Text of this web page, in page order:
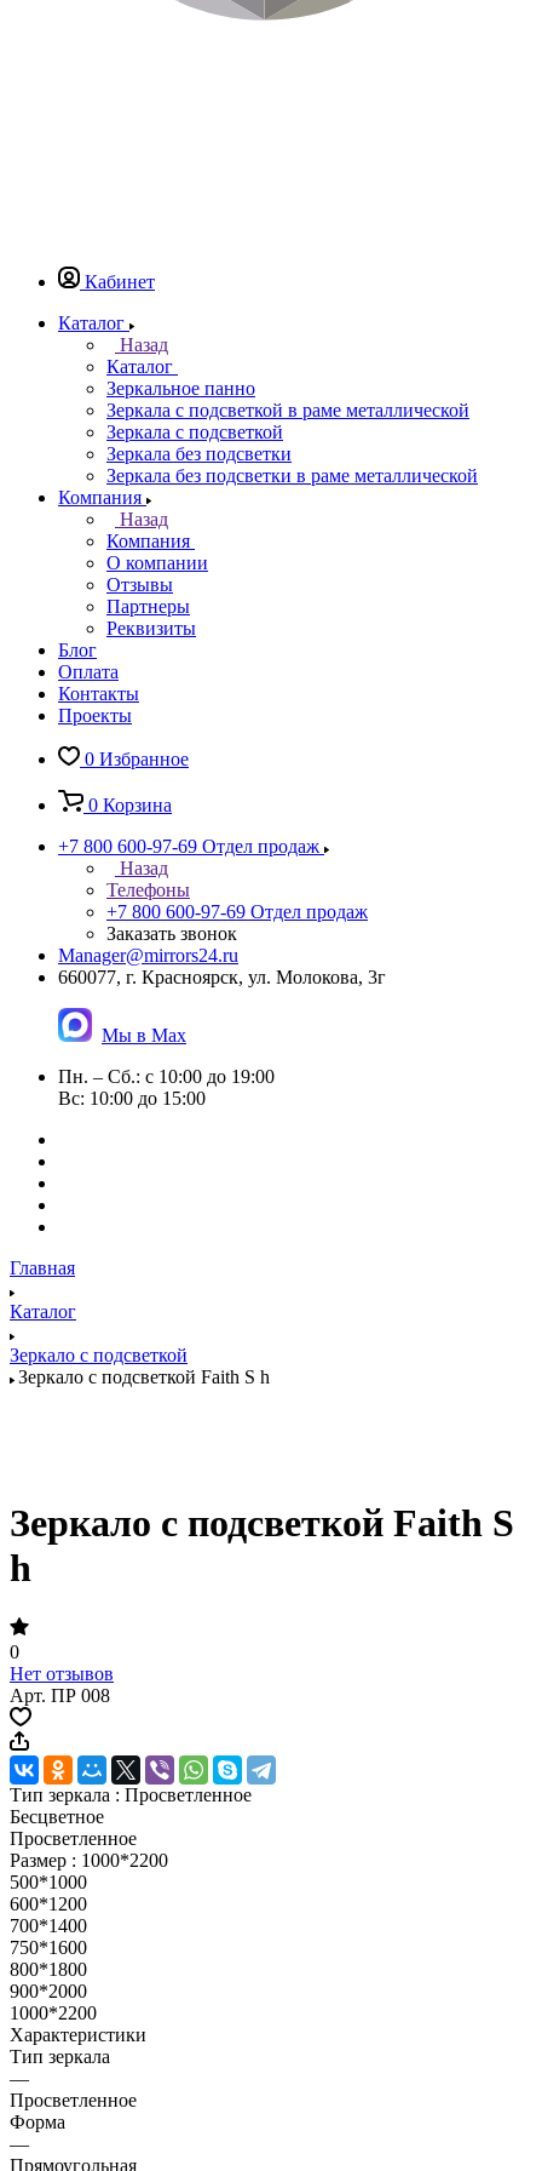
Кабинет
Каталог
Назад
Каталог
Зеркальное панно
Зеркала с подсветкой в раме металлической
Зеркала с подсветкой
Зеркала без подсветки
Зеркала без подсветки в раме металлической
Компания
Назад
Компания
О компании
Отзывы
Партнеры
Реквизиты
Блог
Оплата
Контакты
Проекты
0 Избранное
0 Корзина
+7 800 600-97-69 Отдел продаж
Назад
Телефоны
+7 800 600-97-69 Отдел продаж
Заказать звонок
Manager@mirrors24.ru
660077, г. Красноярск, ул. Молокова, 3г
Мы в Max
Пн. – Сб.: с 10:00 до 19:00
Вс: 10:00 до 15:00
Главная
Каталог
Зеркало с подсветкой
Зеркало с подсветкой Faith S h
Зеркало с подсветкой Faith S
h
0
Нет отзывов
Арт. ПР 008
Тип зеркала : Просветленное
Бесцветное
Просветленное
Размер : 1000*2200
500*1000
600*1200
700*1400
750*1600
800*1800
900*2000
1000*2200
Характеристики
Тип зеркала
—
Просветленное
Форма
—
Прямоугольная